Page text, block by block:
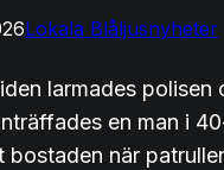
Lokala Blåljusnyheter
larmades polisen
en man i
bostaden när